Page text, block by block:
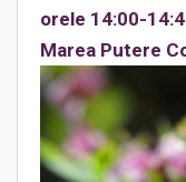
orele 14:00-
Marea Putere